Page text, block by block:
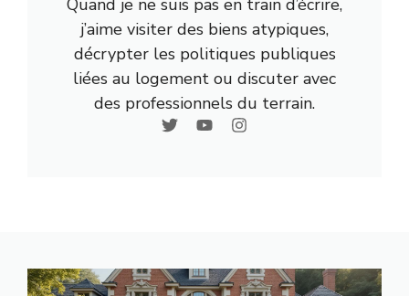
Quand je ne suis pas en train d’écrire,
j’aime visiter des biens atypiques,
décrypter les politiques publiques
liées au logement ou discuter avec
des professionnels du terrain.